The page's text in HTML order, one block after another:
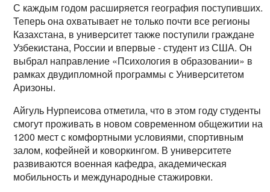
С каждым годом расширяется география поступивших.
Теперь она охватывает не только почти все регионы
Казахстана, в университет также поступили граждане
Узбекистана, России и впервые - студент из США. Он
выбрал направление «Психология в образовании» в
рамках двудипломной программы с Университетом
Аризоны.
Айгуль Нурпеисова отметила, что в этом году студенты
смогут проживать в новом современном общежитии на
1200 мест с комфортными условиями, спортивным
залом, кофейней и коворкингом. В университете
развиваются военная кафедра, академическая
мобильность и международные стажировки.